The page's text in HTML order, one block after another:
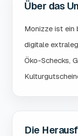
Über das
Monizze ist ein
digitale
Öko-Schecks,
Die